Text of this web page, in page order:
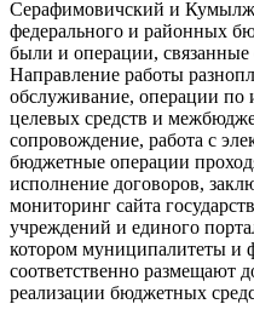
Серафимовичский и
федерального и районных
были и операции,
Направление работы
обслуживание, операции по
целевых средств и
сопровождение, работа с
бюджетные операции
исполнение договоров,
мониторинг сайта
учреждений и единого
котором муниципалитеты и
соответственно
реализации бюджетных